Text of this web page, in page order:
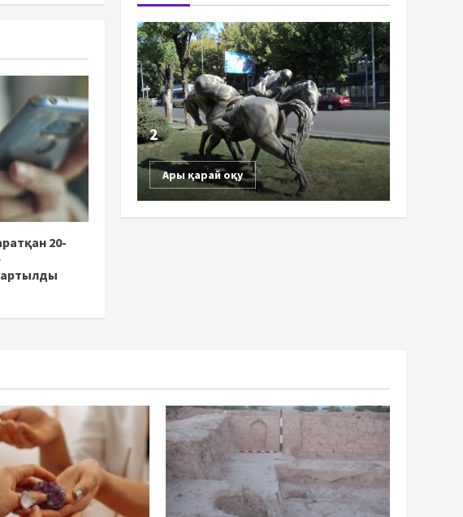
20-
2
Ары қарай оқу